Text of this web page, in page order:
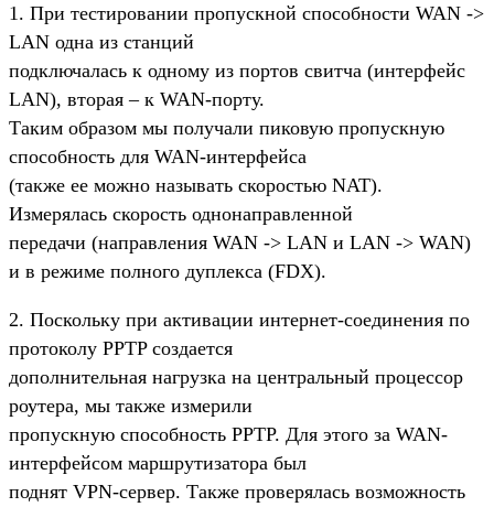
1. При тестировании пропускной способности WAN ->
LAN одна из станций
подключалась к одному из портов свитча (интерфейс
LAN), вторая – к WAN-порту.
Таким образом мы получали пиковую пропускную
способность для WAN-интерфейса
(также ее можно называть скоростью NAT).
Измерялась скорость однонаправленной
передачи (направления WAN -> LAN и LAN -> WAN)
и в режиме полного дуплекса (FDX).
2. Поскольку при активации интернет-соединения по
протоколу PPTP создается
дополнительная нагрузка на центральный процессор
роутера, мы также измерили
пропускную способность PPTP. Для этого за WAN-
интерфейсом маршрутизатора был
поднят VPN-сервер. Также проверялась возможность